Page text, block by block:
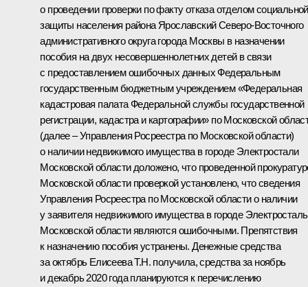
о проведении проверки по факту отказа отделом социальной
защиты населения района Ярославский Северо-Восточного
административного округа города Москвы в назначении
пособия на двух несовершеннолетних детей в связи
с предоставлением ошибочных данных Федеральным
государственным бюджетным учреждением «Федеральная
кадастровая палата Федеральной службы государственной
регистрации, кадастра и картографии» по Московской
(далее – Управления Росреестра по Московской области)
о наличии недвижимого имущества в городе Электростали
Московской области доложено, что проведенной
Московской области проверкой установлено, что сведения
Управления Росреестра по Московской области о наличии
у заявителя недвижимого имущества в городе Электросталь
Московской области являются ошибочными. Препятствия
к назначению пособия устранены. Денежные средства
за октябрь Елисеева Т.Н. получила, средства за ноябрь
и декабрь 2020 года планируются к перечислению